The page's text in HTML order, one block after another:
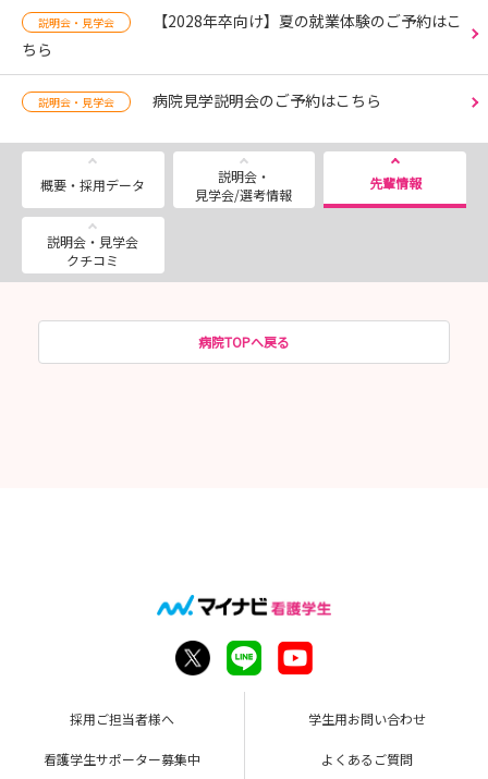
説明会・見学会
【2028年卒向け】夏の就業体験のご予約はこ
ちら
説明会・見学会 病院見学説明会のご予約はこちら
概要・採用データ
説明会・
見学会/選考情報
先輩情報
説明会・見学会
クチコミ
病院TOPへ戻る
採用ご担当者様へ 学生用お問い合わせ
看護学生サポーター募集中 よくあるご質問